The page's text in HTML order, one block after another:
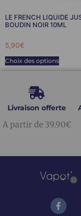
LE FRENCH LIQUIDE
BOUDIN NOIR 10ML
5,90€
Choix des options
Livraison offerte
A partir de 39.90€